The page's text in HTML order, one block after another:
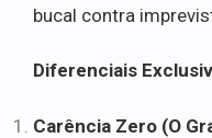
bucal contra
Diferenciais
Carência Zero (O